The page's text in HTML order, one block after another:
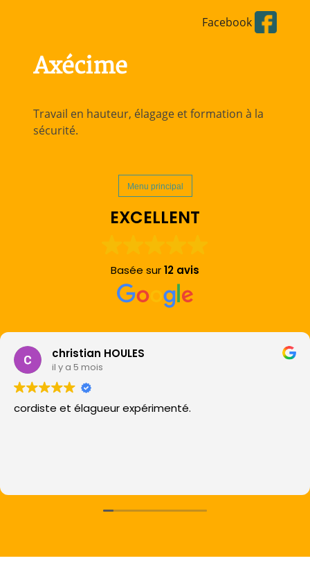
contenuAxécime
Travail en hauteur, élagage et formation à la
sécurité.
Menu principal
Facebook
EXCELLENT
Basée sur12 avis
christian HOULES
il y a 5 mois
cordiste et élagueur expérimenté.